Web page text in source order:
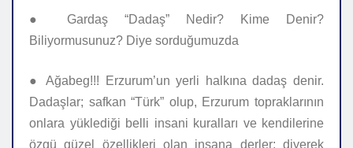
●
Gardaş “Dadaş” Nedir? Kime Denir?
Biliyormusunuz? Diye sorduğumuzda
●Ağabeg!!! Erzurum’un yerli halkına dadaş denir.
Dadaşlar; safkan “Türk” olup, Erzurum topraklarının
onlara yüklediği belli insani kuralları ve kendilerine
özgü güzel özellikleri olan insana derler; diyerek